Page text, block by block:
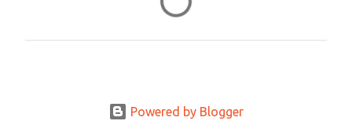
Powered by Blogger